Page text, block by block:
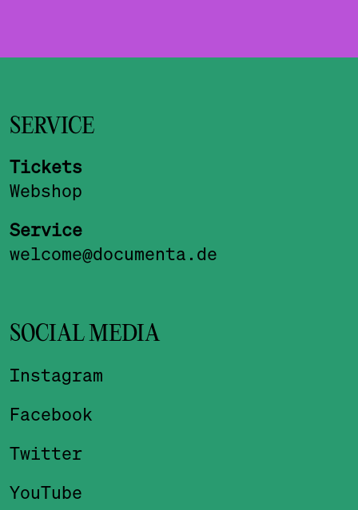
SERVICE
Tickets
Webshop
Service
welcome@documenta.de
SOCIAL MEDIA
Instagram
Facebook
Twitter
YouTube